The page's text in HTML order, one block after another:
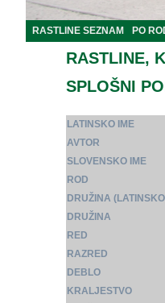
RASTLINE SEZNAM PO
RASTLINE,
SPLOŠNI
LATINSKO IME
AVTOR
SLOVENSKO IME
ROD
DRUŽINA
DRUŽINA
RED
RAZRED
DEBLO
KRALJESTVO